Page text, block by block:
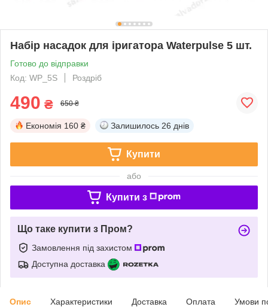
Набір насадок для іригатора Waterpulse 5 шт.
Готово до відправки
Код: WP_5S
Роздріб
490 ₴ 650 ₴
Економія 160 ₴ Залишилось 26 днів
Купити
або
Купити з
Що таке купити з Пром?
Замовлення під захистом
Доступна доставка
Опис Характеристики Доставка Оплата Умови